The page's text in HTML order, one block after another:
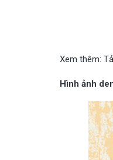
Xem thêm:
Hình ảnh